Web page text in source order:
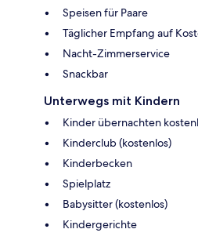
Speisen für Paare
Täglicher Empfang auf
Nacht-Zimmerservice
Snackbar
Unterwegs mit Kindern
Kinder übernachten
Kinderclub (kostenlos)
Kinderbecken
Spielplatz
Babysitter (kostenlos)
Kindergerichte